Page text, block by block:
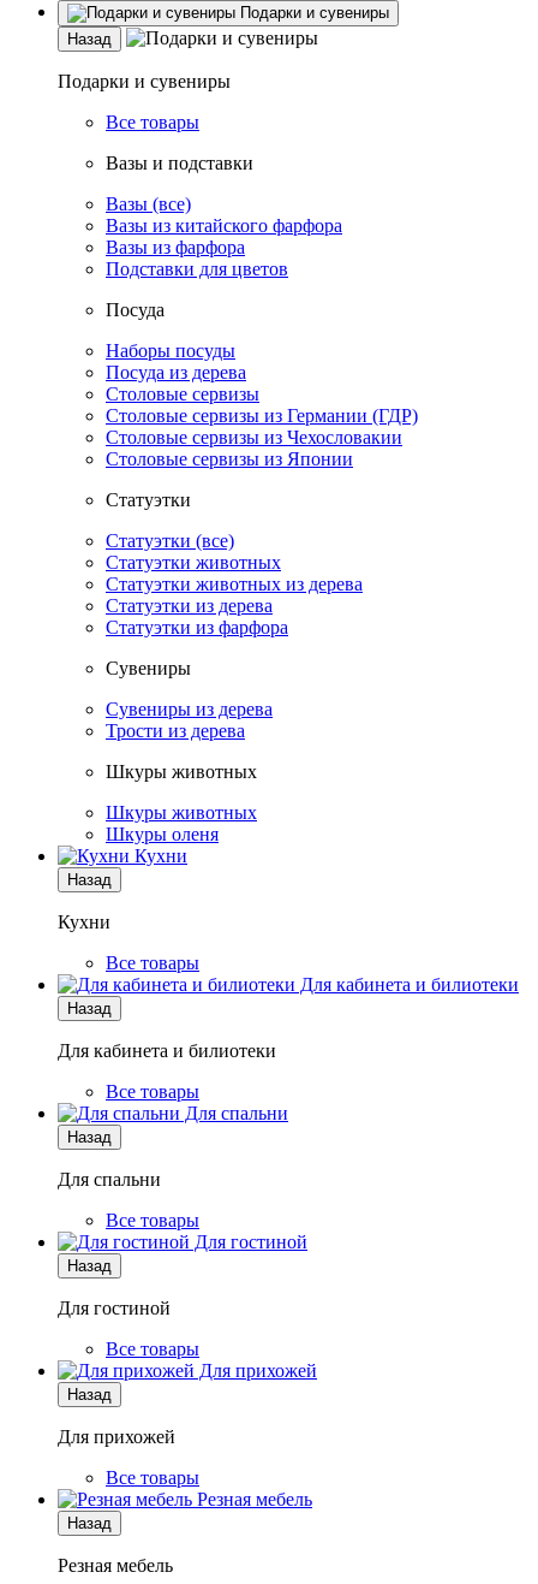
Подарки и сувениры
Назад
Подарки и сувениры
Все товары
Вазы и подставки
Вазы (все)
Вазы из китайского фарфора
Вазы из фарфора
Подставки для цветов
Посуда
Наборы посуды
Посуда из дерева
Столовые сервизы
Столовые сервизы из Германии (ГДР)
Столовые сервизы из Чехословакии
Столовые сервизы из Японии
Статуэтки
Статуэтки (все)
Статуэтки животных
Статуэтки животных из дерева
Статуэтки из дерева
Статуэтки из фарфора
Сувениры
Сувениры из дерева
Трости из дерева
Шкуры животных
Шкуры животных
Шкуры оленя
Кухни
Назад
Кухни
Все товары
Для кабинета и билиотеки
Назад
Для кабинета и билиотеки
Все товары
Для спальни
Назад
Для спальни
Все товары
Для гостиной
Назад
Для гостиной
Все товары
Для прихожей
Назад
Для прихожей
Все товары
Резная мебель
Назад
Резная мебель